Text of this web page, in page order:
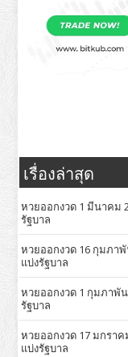
เรื่องล่าสุด
หวยออกงวด 1 มีนาคม
รัฐบาล
หวยออกงวด 16 กุมภา
แบ่งรัฐบาล
หวยออกงวด 1 กุมภาพั
รัฐบาล
หวยออกงวด 17 มกราค
แบ่งรัฐบาล